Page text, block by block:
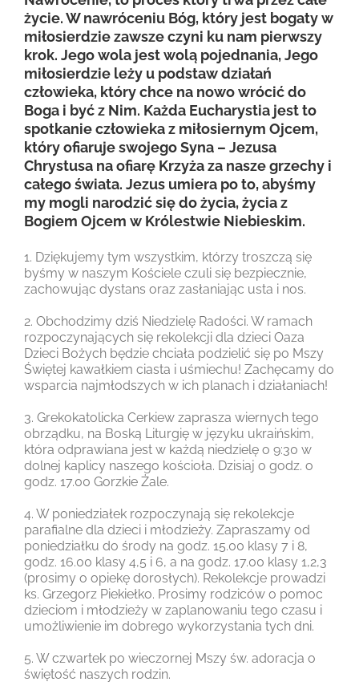
życie. W nawróceniu Bóg, który jest bogaty w
miłosierdzie zawsze czyni ku nam pierwszy
krok. Jego wola jest wolą pojednania, Jego
miłosierdzie leży u podstaw działań
człowieka, który chce na nowo wrócić do
Boga i być z Nim. Każda Eucharystia jest to
spotkanie człowieka z miłosiernym Ojcem,
który ofiaruje swojego Syna – Jezusa
Chrystusa na ofiarę Krzyża za nasze grzechy i
całego świata. Jezus umiera po to, abyśmy
my mogli narodzić się do życia, życia z
Bogiem Ojcem w Królestwie Niebieskim.
1. Dziękujemy tym wszystkim, którzy troszczą się
byśmy w naszym Kościele czuli się bezpiecznie,
zachowując dystans oraz zasłaniając usta i nos.
2. Obchodzimy dziś Niedzielę Radości. W ramach
rozpoczynających się rekolekcji dla dzieci Oaza
Dzieci Bożych będzie chciała podzielić się po Mszy
Świętej kawałkiem ciasta i uśmiechu! Zachęcamy do
wsparcia najmłodszych w ich planach i działaniach!
3. Grekokatolicka Cerkiew zaprasza wiernych tego
obrządku, na Boską Liturgię w języku ukraińskim,
która odprawiana jest w każdą niedzielę o 9:30 w
dolnej kaplicy naszego kościoła. Dzisiaj o godz. o
godz. 17.00 Gorzkie Żale.
4. W poniedziałek rozpoczynają się rekolekcje
parafialne dla dzieci i młodzieży. Zapraszamy od
poniedziałku do środy na godz. 15.00 klasy 7 i 8,
godz. 16.00 klasy 4,5 i 6, a na godz. 17.00 klasy 1,2,3
(prosimy o opiekę dorosłych). Rekolekcje prowadzi
ks. Grzegorz Piekiełko. Prosimy rodziców o pomoc
dzieciom i młodzieży w zaplanowaniu tego czasu i
umożliwienie im dobrego wykorzystania tych dni.
5. W czwartek po wieczornej Mszy św. adoracja o
świętość naszych rodzin.